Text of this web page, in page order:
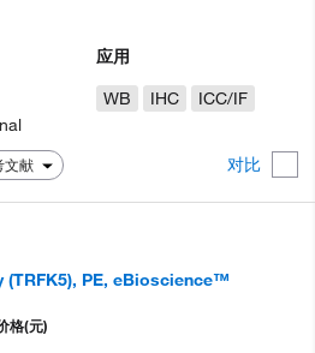
文献 对比
应用
WB
IHC ICC/IF
PE, eBioscience™
格(元)